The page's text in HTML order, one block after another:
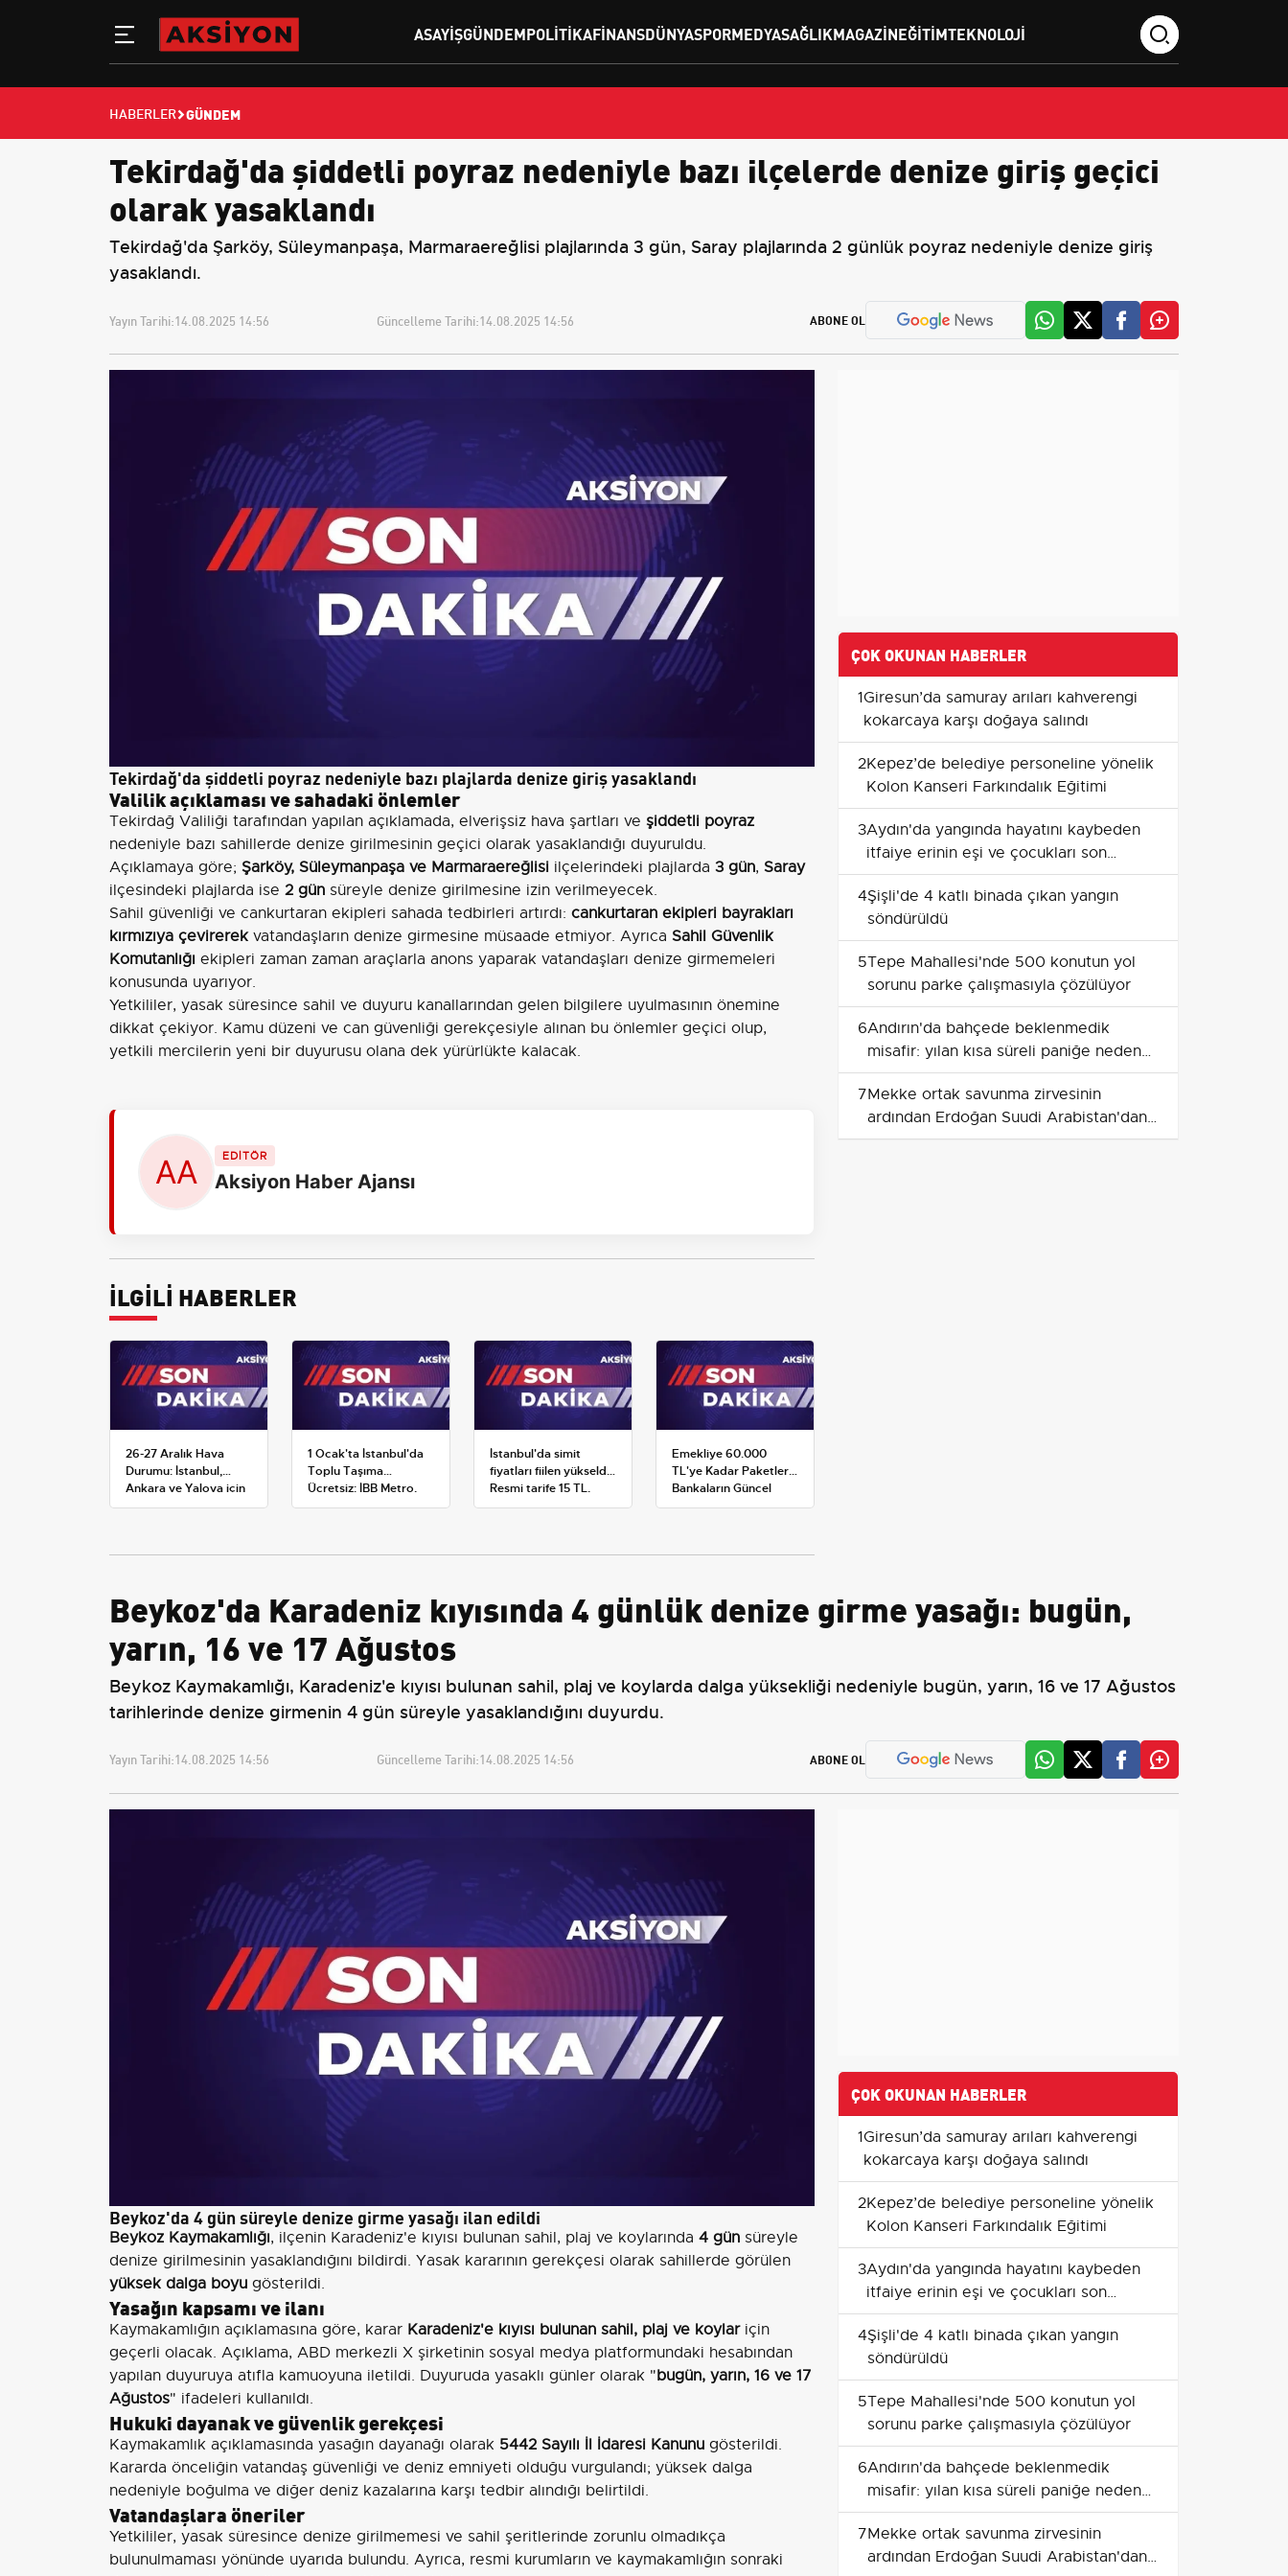
ASAYIŞGÜNDEMPOLITIKAFINANSDÜNYASPORMEDYASAĞLIKMAGAZINEĞITIMTEKNOLOJI
HABERLER GÜNDEM
Tekirdağ'da şiddetli poyraz nedeniyle bazı ilçelerde denize giriş geçici
olarak yasaklandı
Tekirdağ'da Şarköy, Süleymanpaşa, Marmaraereğlisi plajlarında 3 gün, Saray plajlarında 2 günlük poyraz nedeniyle denize giriş
yasaklandı.
Yayın Tarihi:14.08.2025 14:56 Güncelleme Tarihi:14.08.2025 14:56 ABONE OL
Tekirdağ'da şiddetli poyraz nedeniyle bazı plajlarda denize giriş yasaklandı
Valilik açıklaması ve sahadaki önlemler
Tekirdağ Valiliği tarafından yapılan açıklamada, elverişsiz hava şartları ve şiddetli poyraz
nedeniyle bazı sahillerde denize girilmesinin geçici olarak yasaklandığı duyuruldu.
Açıklamaya göre; Şarköy, Süleymanpaşa ve Marmaraereğlisi ilçelerindeki plajlarda 3 gün, Saray
ilçesindeki plajlarda ise 2 gün süreyle denize girilmesine izin verilmeyecek.
Sahil güvenliği ve cankurtaran ekipleri sahada tedbirleri artırdı: cankurtaran ekipleri bayrakları
kırmızıya çevirerekvatandaşların denize girmesine müsaade etmiyor. Ayrıca Sahil Güvenlik
Komutanlığı ekipleri zaman zaman araçlarla anons yaparak vatandaşları denize girmemeleri
konusunda uyarıyor.
Yetkililer, yasak süresince sahil ve duyuru kanallarından gelen bilgilere uyulmasının önemine
dikkat çekiyor. Kamu düzeni ve can güvenliği gerekçesiyle alınan bu önlemler geçici olup,
yetkili mercilerin yeni bir duyurusu olana dek yürürlükte kalacak.
EDİTÖR
Aksiyon Haber Ajansı
İLGİLİ HABERLER
26-27 Aralık Hava
Durumu: İstanbul,
Ankara ve Yalova için
Kar Tahminleri
1 Ocak'ta İstanbul'da
Toplu Taşıma
Ücretsiz: İBB Metro,
Metrobüs ve Otobüs
İstanbul'da simit
fiyatları fiilen yükseldi:
Resmi tarife 15 TL,
satışlar 20-25 TL'ye
Emekliye 60.000
TL'ye Kadar Paketler:
Bankaların Güncel
Promosyon ve Ek
ÇOK OKUNAN HABERLER
1Giresun’da samuray arıları kahverengi
kokarcaya karşı doğaya salındı
2Kepez’de belediye personeline yönelik
Kolon Kanseri Farkındalık Eğitimi
3Aydın'da yangında hayatını kaybeden
itfaiye erinin eşi ve çocukları son
yolculuğuna uğurlandı
4Şişli'de 4 katlı binada çıkan yangın
söndürüldü
5Tepe Mahallesi'nde 500 konutun yol
sorunu parke çalışmasıyla çözülüyor
6Andırın'da bahçede beklenmedik
misafir: yılan kısa süreli paniğe neden
oldu
7Mekke ortak savunma zirvesinin
ardından Erdoğan Suudi Arabistan'dan
ayrıldı
Beykoz'da Karadeniz kıyısında 4 günlük denize girme yasağı: bugün,
yarın, 16 ve 17 Ağustos
Beykoz Kaymakamlığı, Karadeniz'e kıyısı bulunan sahil, plaj ve koylarda dalga yüksekliği nedeniyle bugün, yarın, 16 ve 17 Ağustos
tarihlerinde denize girmenin 4 gün süreyle yasaklandığını duyurdu.
Yayın Tarihi:14.08.2025 14:56 Güncelleme Tarihi:14.08.2025 14:56 ABONE OL
Beykoz'da 4 gün süreyle denize girme yasağı ilan edildi
Beykoz Kaymakamlığı, ilçenin Karadeniz'e kıyısı bulunan sahil, plaj ve koylarında 4 gün süreyle
denize girilmesinin yasaklandığını bildirdi. Yasak kararının gerekçesi olarak sahillerde görülen
yüksek dalga boyu gösterildi.
Yasağın kapsamı ve ilanı
Kaymakamlığın açıklamasına göre, karar Karadeniz'e kıyısı bulunan sahil, plaj ve koylariçin
geçerli olacak. Açıklama, ABD merkezli X şirketinin sosyal medya platformundaki hesabından
yapılan duyuruya atıfla kamuoyuna iletildi. Duyuruda yasaklı günler olarak "bugün, yarın, 16 ve 17
Ağustos" ifadeleri kullanıldı.
Hukuki dayanak ve güvenlik gerekçesi
Kaymakamlık açıklamasında yasağın dayanağı olarak 5442 Sayılı İl İdaresi Kanunu gösterildi.
Kararda önceliğin vatandaş güvenliği ve deniz emniyeti olduğu vurgulandı; yüksek dalga
nedeniyle boğulma ve diğer deniz kazalarına karşı tedbir alındığı belirtildi.
Vatandaşlara öneriler
Yetkililer, yasak süresince denize girilmemesi ve sahil şeritlerinde zorunlu olmadıkça
bulunulmaması yönünde uyarıda bulundu. Ayrıca, resmi kurumların ve kaymakamlığın sonraki
ÇOK OKUNAN HABERLER
1Giresun’da samuray arıları kahverengi
kokarcaya karşı doğaya salındı
2Kepez’de belediye personeline yönelik
Kolon Kanseri Farkındalık Eğitimi
3Aydın'da yangında hayatını kaybeden
itfaiye erinin eşi ve çocukları son
yolculuğuna uğurlandı
4Şişli'de 4 katlı binada çıkan yangın
söndürüldü
5Tepe Mahallesi'nde 500 konutun yol
sorunu parke çalışmasıyla çözülüyor
6Andırın'da bahçede beklenmedik
misafir: yılan kısa süreli paniğe neden
oldu
7Mekke ortak savunma zirvesinin
ardından Erdoğan Suudi Arabistan'dan